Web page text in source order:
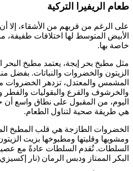
طعام الريفيرا التركية
على الرغم من قربهم من الأشقاء، إلا
الأبيض المتوسط لها اختلافات طفيفة،
خاصة بها.
مثل مطبخ بحر إيجة، يعتمد مطبخ
الزيتون والخضروات والنباتات. بفضل
المشمس والمعتدل، تزدهر الخضروات
والخرشوف والقرع والبقوليات والفطر
اليوم، من المقبول على نطاق واسع أن
هي طريقة صحية لتناول الطعام.
الخضروات الطازجة هي قلب المطبخ
ومشويها وقليتها ومطبوخها بزيت
السلطات. تُقدم السلطات عادةً مع
البكر الممتاز ودبس الرمان (نار